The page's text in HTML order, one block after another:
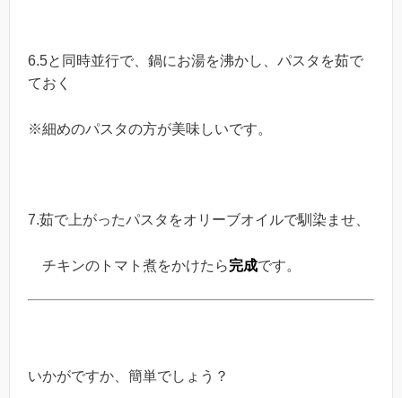
6.5と同時並行で、鍋にお湯を沸かし、パスタを茹で
ておく
※細めのパスタの方が美味しいです。
7.茹で上がったパスタをオリーブオイルで馴染ませ、
チキンのトマト煮をかけたら完成です。
いかがですか、簡単でしょう？